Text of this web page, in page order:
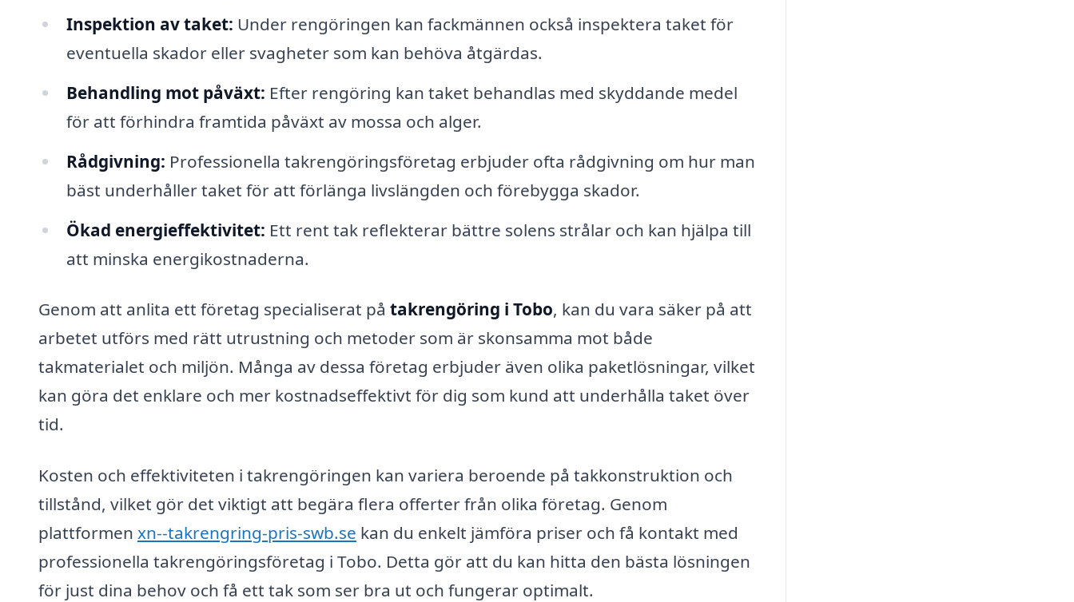
Inspektion av taket: Under rengöringen kan fackmännen också inspektera taket för
eventuella skador eller svagheter som kan behöva åtgärdas.
Behandling mot påväxt: Efter rengöring kan taket behandlas med skyddande medel
för att förhindra framtida påväxt av mossa och alger.
Rådgivning: Professionella takrengöringsföretag erbjuder ofta rådgivning om hur man
bäst underhåller taket för att förlänga livslängden och förebygga skador.
Ökad energieffektivitet: Ett rent tak reflekterar bättre solens strålar och kan hjälpa till
att minska energikostnaderna.
Genom att anlita ett företag specialiserat på takrengöring i Tobo, kan du vara säker på att
arbetet utförs med rätt utrustning och metoder som är skonsamma mot både
takmaterialet och miljön. Många av dessa företag erbjuder även olika paketlösningar, vilket
kan göra det enklare och mer kostnadseffektivt för dig som kund att underhålla taket över
tid.
Kosten och effektiviteten i takrengöringen kan variera beroende på takkonstruktion och
tillstånd, vilket gör det viktigt att begära flera offerter från olika företag. Genom
plattformen xn--takrengring-pris-swb.se kan du enkelt jämföra priser och få kontakt med
professionella takrengöringsföretag i Tobo. Detta gör att du kan hitta den bästa lösningen
för just dina behov och få ett tak som ser bra ut och fungerar optimalt.